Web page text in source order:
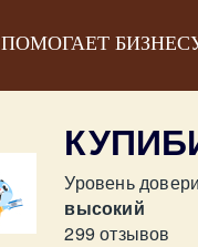
ПОМОГАЕТ
Уровень
высокий
299 отзывов